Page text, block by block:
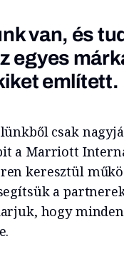
van, és
egyes
említett.
csak
a Marriott
keresztül
a
hogy